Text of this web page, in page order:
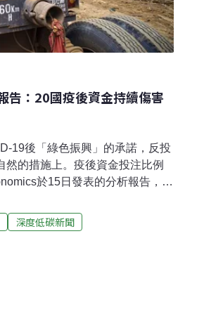
告：20國疫後資金持續傷害
19後「綠色振興」的承諾，反投
然的措施上。疫後資金投注比例
於15日發表的分析報告，疫
多數用於緊急措施，如支付工
元的支出，包括道路建設支出、
明顯影響，且大部分都是負面
深度低碳新聞